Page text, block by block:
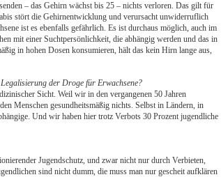
– das Gehirn wächst bis 25 – nichts verloren. Das gilt für
stört die Gehirnentwicklung und verursacht unwiderruflich
ist es ebenfalls gefährlich. Es ist durchaus möglich, auch im
mit einer Suchtpersönlichkeit, die abhängig werden und das in
in hohen Dosen konsumieren, hält das kein Hirn lange aus,
der Droge für Erwachsene?
Sicht. Weil wir in den vergangenen 50 Jahren
Menschen gesundheitsmäßig nichts. Selbst in Ländern, in
Und wir haben hier trotz Verbots 30 Prozent jugendliche
Jugendschutz, und zwar nicht nur durch Verbieten,
sind nicht dumm, die muss man nur gescheit aufklären